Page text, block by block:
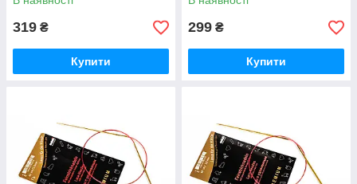
319 ₴
Купити
299 ₴
Купити